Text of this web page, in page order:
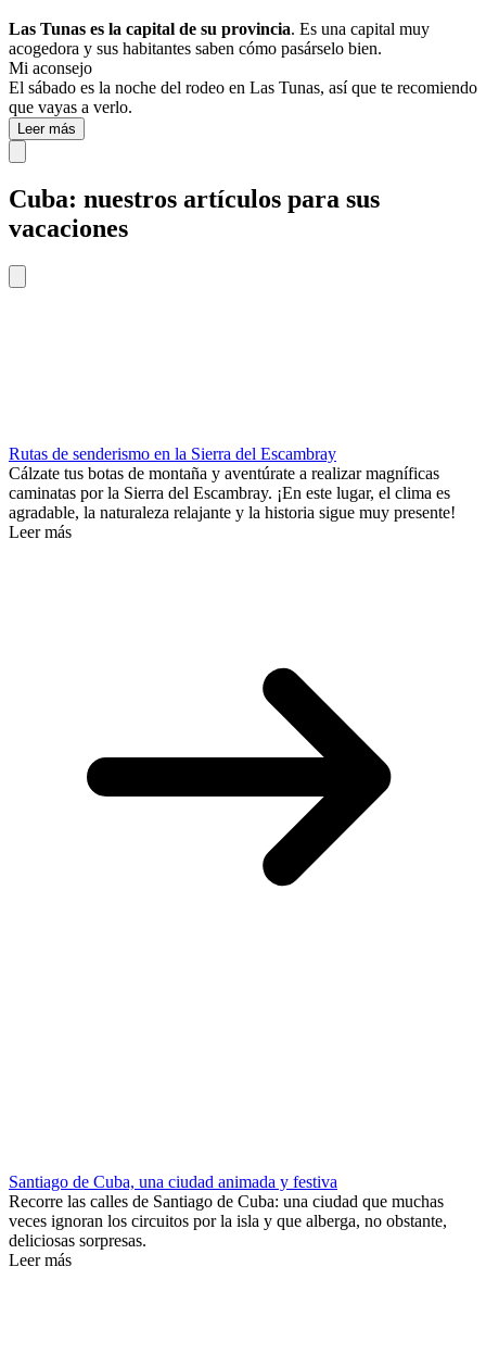
Las Tunas es la capital de su provincia. Es una capital muy
acogedora y sus habitantes saben cómo pasárselo bien.
Mi aconsejo
El sábado es la noche del rodeo en Las Tunas, así que te recomiendo
que vayas a verlo.
Leer más
Cuba: nuestros artículos para sus
vacaciones
Rutas de senderismo en la Sierra del Escambray
Cálzate tus botas de montaña y aventúrate a realizar magníficas
caminatas por la Sierra del Escambray. ¡En este lugar, el clima es
agradable, la naturaleza relajante y la historia sigue muy presente!
Leer más
Santiago de Cuba, una ciudad animada y festiva
Recorre las calles de Santiago de Cuba: una ciudad que muchas
veces ignoran los circuitos por la isla y que alberga, no obstante,
deliciosas sorpresas.
Leer más